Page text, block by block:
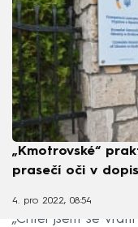
„Kmotrovské“
prasečí oči v
4. pro 2022, 08:54
„Chtěl jsem se